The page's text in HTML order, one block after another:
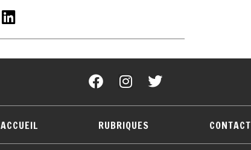
ACCUEIL RUBRIQUES CONTACT